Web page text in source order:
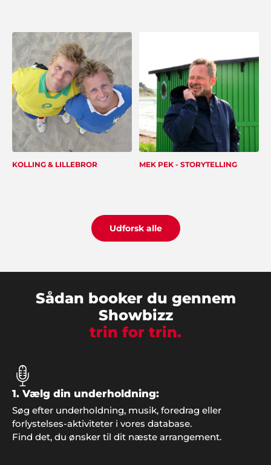
Hans Laursen
"Det var en stor lettelse at få hjælp til
arrangementet og jeg takker mange gange for
god inspiration og dialog gennem hele processen".
John Jensen, Herning
God og kyndig vejledning og hurtig booking".
Edith Knudsen, Bramming
"Tak for hjælpen. Alle gæsterne roste
KOLLING & LILLEBROR MEK PEK - STORYTELLING
Udforsk alle
Sådan booker du gennem
Showbizz
trin for trin.
1. Vælg din underholdning:
Søg efter underholdning, musik, foredrag eller
forlystelses-aktiviteter i vores database.
Find det, du ønsker til dit næste arrangement.